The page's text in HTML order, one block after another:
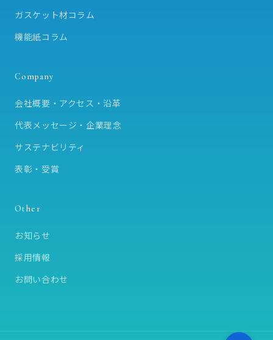
ガスケット材コラム
機能紙コラム
Company
会社概要・アクセス・沿革
代表メッセージ・企業理念
サステナビリティ
表彰・受賞
Other
お知らせ
採用情報
お問い合わせ